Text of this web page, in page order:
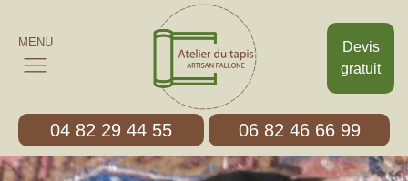
Devis
gratuit
MENU
04 82 29 44 55 06 82 46 66 99